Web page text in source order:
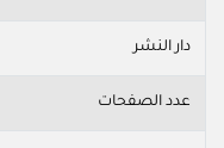
دار النشر
عدد الصفحات